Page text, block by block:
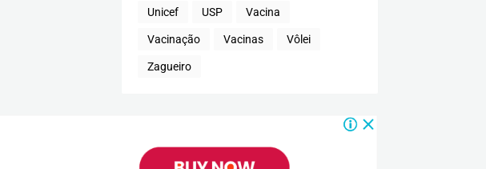
Unicef USP Vacina
Vacinação Vacinas Vôlei
Zagueiro